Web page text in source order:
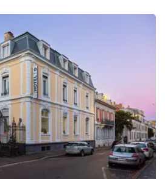
Pour une plongée dans
non plus le quartier Doller, un
réhabilité qui abrite la Cité du
du Canal.